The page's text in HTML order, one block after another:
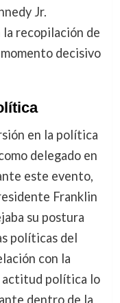
Jr.
la recopilación de
decisivo
en la política
delegado en
este evento,
Franklin
su postura
políticas del
con la
actitud política lo
dentro de la